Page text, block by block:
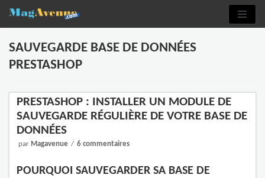
Aller
SAUVEGARDE BASE DE DONNÉES
PRESTASHOP
PRESTASHOP : INSTALLER UN MODULE DE
SAUVEGARDE RÉGULIÈRE DE VOTRE BASE DE
DONNÉES
par Magavenue 6 commentaires
POURQUOI SAUVEGARDER SA BASE DE